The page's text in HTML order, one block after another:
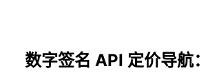
数字签名 API 定价导航